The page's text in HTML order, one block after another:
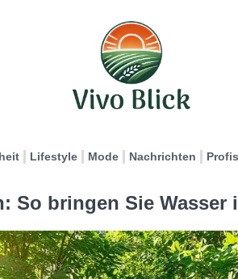
Lifestyle Mode Nachrichten Profis
So bringen Sie Wasser